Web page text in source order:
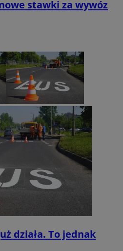
stawki za wywóz
działa. To jednak